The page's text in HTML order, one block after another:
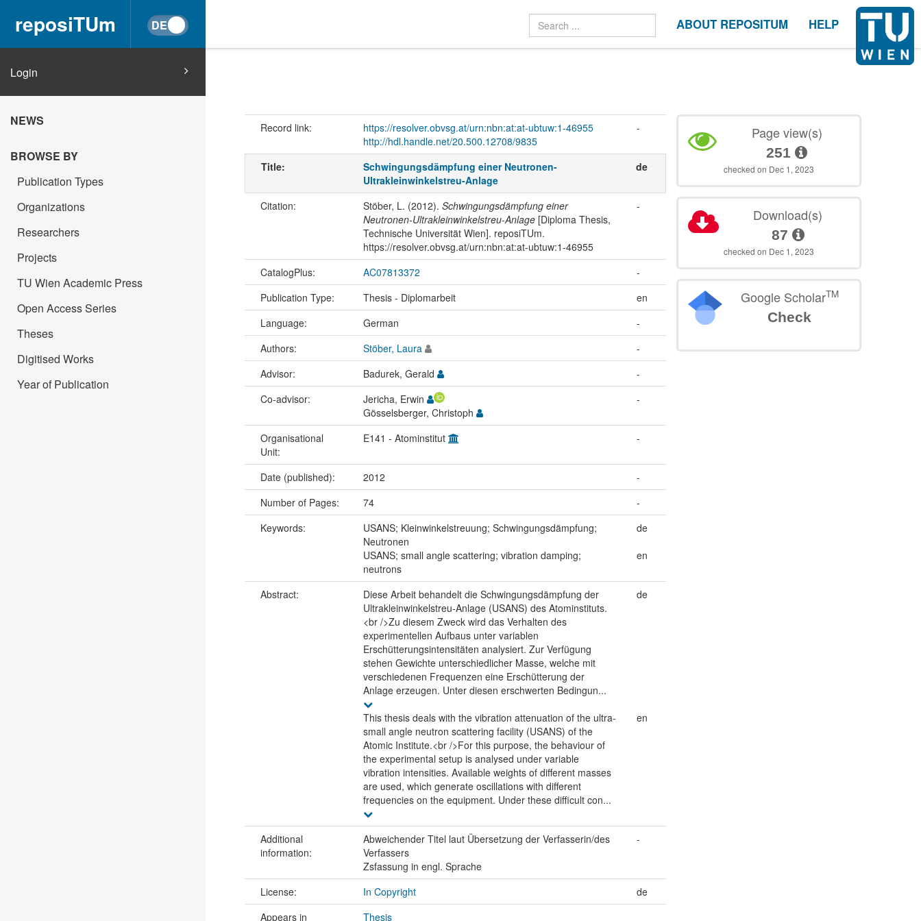
reposiTUm ABOUT REPOSITUM HELP
Login
NEWS
BROWSE BY
Publication Types
Organizations
Researchers
Projects
TU Wien Academic Press
Open Access Series
Theses
Digitised Works
Year of Publication
Record link:
https://resolver.obvsg.at/urn:nbn:at:at-ubtuw:1-46955
http://hdl.handle.net/20.500.12708/9835
-
Title:
Schwingungsdämpfung einer Neutronen-
Ultrakleinwinkelstreu-Anlage
de
Citation: Stöber, L. (2012). Schwingungsdämpfung einer
Neutronen-Ultrakleinwinkelstreu-Anlage[Diploma Thesis,
Technische Universität Wien]. reposiTUm.
https://resolver.obvsg.at/urn:nbn:at:at-ubtuw:1-46955
-
CatalogPlus: AC07813372
-
Publication Type:
Thesis - Diplomarbeit
en
Language:
German
-
Authors:
Stöber, Laura
-
Advisor:
Badurek, Gerald
-
Co-advisor:
Jericha, Erwin
Gösselsberger, Christoph
-
Organisational
Unit:
E141 - Atominstitut -
Date (published): 2012
-
Number of Pages:
74
-
Keywords:
USANS; Kleinwinkelstreuung; Schwingungsdämpfung;
Neutronen
de
USANS; small angle scattering; vibration damping;
neutrons
en
Abstract:
Diese Arbeit behandelt die Schwingungsdämpfung der
Ultrakleinwinkelstreu-Anlage (USANS) des Atominstituts.
<br />Zu diesem Zweck wird das Verhalten des
experimentellen Aufbaus unter variablen
Erschütterungsintensitäten analysiert. Zur Verfügung
stehen Gewichte unterschiedlicher Masse, welche mit
verschiedenen Frequenzen eine Erschütterung der
Anlage erzeugen. Unter diesen erschwerten Bedingun...
de
This thesis deals with the vibration attenuation of the ultra-
small angle neutron scattering facility (USANS) of the
Atomic Institute.<br />For this purpose, the behaviour of
the experimental setup is analysed under variable
vibration intensities. Available weights of different masses
are used, which generate oscillations with different
frequencies on the equipment. Under these difficult con...
en
Additional
information:
Abweichender Titel laut Übersetzung der Verfasserin/des
Verfassers
Zsfassung in engl. Sprache
-
License: In Copyright
de
Appears in
Thesis
Page view(s)
251
checked on Dec 1, 2023
Download(s)
87
checked on Dec 1, 2023
Google ScholarTM
Check